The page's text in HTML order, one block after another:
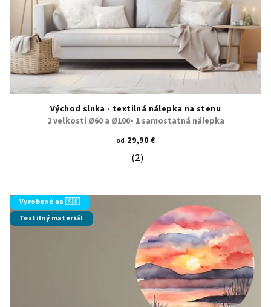
Východ slnka - textilná nálepka na stenu
2 veľkosti Ø60 a Ø100• 1 samostatná nálepka
od 29,90 €
Priemerné hodnotenie produktu
(2)
Vyrobené na 🇸🇰
Textilný materiál